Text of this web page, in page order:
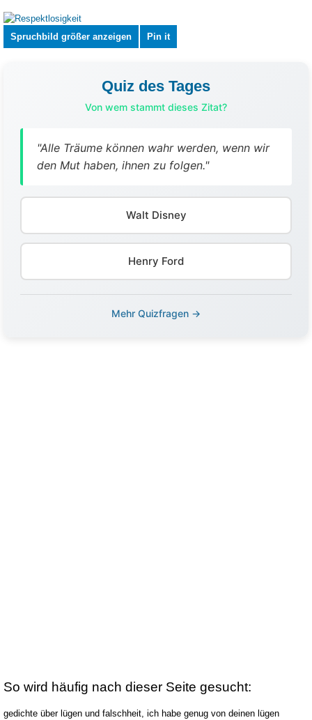
Spruchbild größer anzeigen Pin it
Quiz des Tages
Von wem stammt dieses Zitat?
"Alle Träume können wahr werden, wenn wir
den Mut haben, ihnen zu folgen."
Walt Disney
Henry Ford
Mehr Quizfragen →
So wird häufig nach dieser Seite gesucht:
gedichte über lügen und falschheit, ich habe genug von deinen lügen